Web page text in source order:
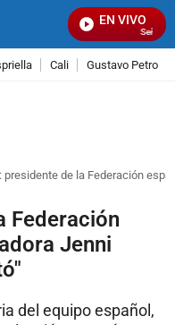
EN VIVO
Señal
Cali Gustavo Petro
presidente de la Federación
Federación
Jenni
del equipo español,